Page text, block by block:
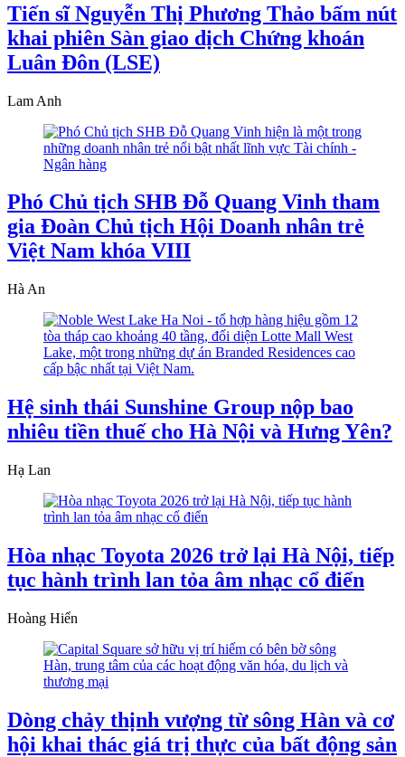
Tiến sĩ Nguyễn Thị Phương Thảo bấm nút
khai phiên Sàn giao dịch Chứng khoán
Luân Đôn (LSE)
Lam Anh
Phó Chủ tịch SHB Đỗ Quang Vinh tham
gia Đoàn Chủ tịch Hội Doanh nhân trẻ
Việt Nam khóa VIII
Hà An
Hệ sinh thái Sunshine Group nộp bao
nhiêu tiền thuế cho Hà Nội và Hưng Yên?
Hạ Lan
Hòa nhạc Toyota 2026 trở lại Hà Nội, tiếp
tục hành trình lan tỏa âm nhạc cổ điển
Hoàng Hiển
Dòng chảy thịnh vượng từ sông Hàn và cơ
hội khai thác giá trị thực của bất động sản